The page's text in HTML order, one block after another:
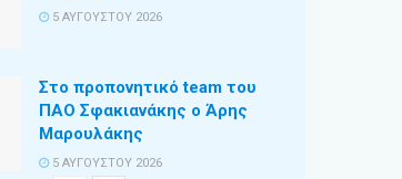
5 ΑΥΓΟΎΣΤΟΥ 2026
Στο προπονητικό team του
ΠΑΟ Σφακιανάκης ο Άρης
Μαρουλάκης
5 ΑΥΓΟΎΣΤΟΥ 2026